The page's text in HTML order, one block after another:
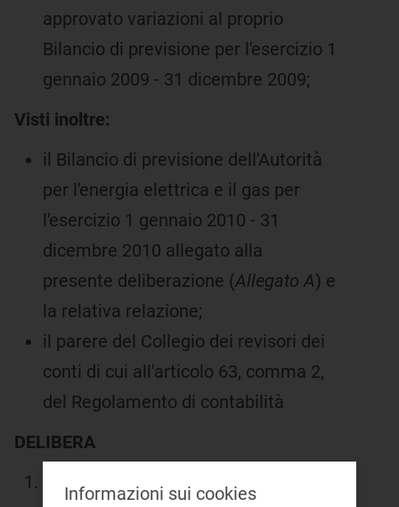
approvato variazioni al proprio
Bilancio di previsione per l'esercizio 1
gennaio 2009 - 31 dicembre 2009;
Visti inoltre:
il Bilancio di previsione dell'Autorità
per l'energia elettrica e il gas per
l'esercizio 1 gennaio 2010 - 31
dicembre 2010 allegato alla
presente deliberazione (Allegato A) e
la relativa relazione;
il parere del Collegio dei revisori dei
conti di cui all'articolo 63, comma 2,
del Regolamento di contabilità
DELIBERA
di approvare il Bilancio di previsione
Informazioni sui cookies